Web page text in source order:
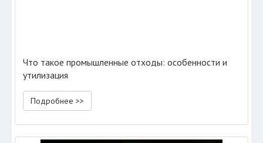
Что такое промышленные отходы: особенности и
утилизация
Подробнее >>